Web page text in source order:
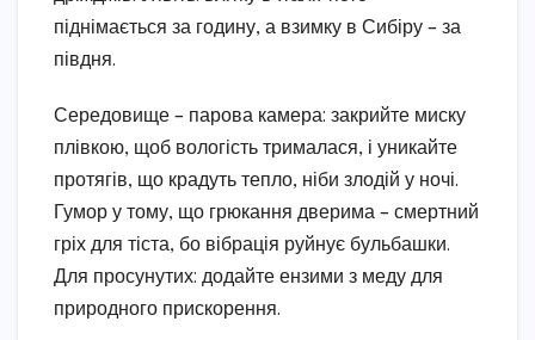
піднімається за годину, а взимку в Сибіру – за
півдня.
Середовище – парова камера: закрийте миску
плівкою, щоб вологість трималася, і уникайте
протягів, що крадуть тепло, ніби злодій у ночі.
Гумор у тому, що грюкання дверима – смертний
гріх для тіста, бо вібрація руйнує бульбашки.
Для просунутих: додайте ензими з меду для
природного прискорення.